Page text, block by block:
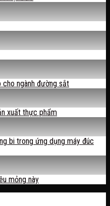
ngành đường sắt
xuất thực phẩm
bi trong ứng dụng máy đúc
mỏng này